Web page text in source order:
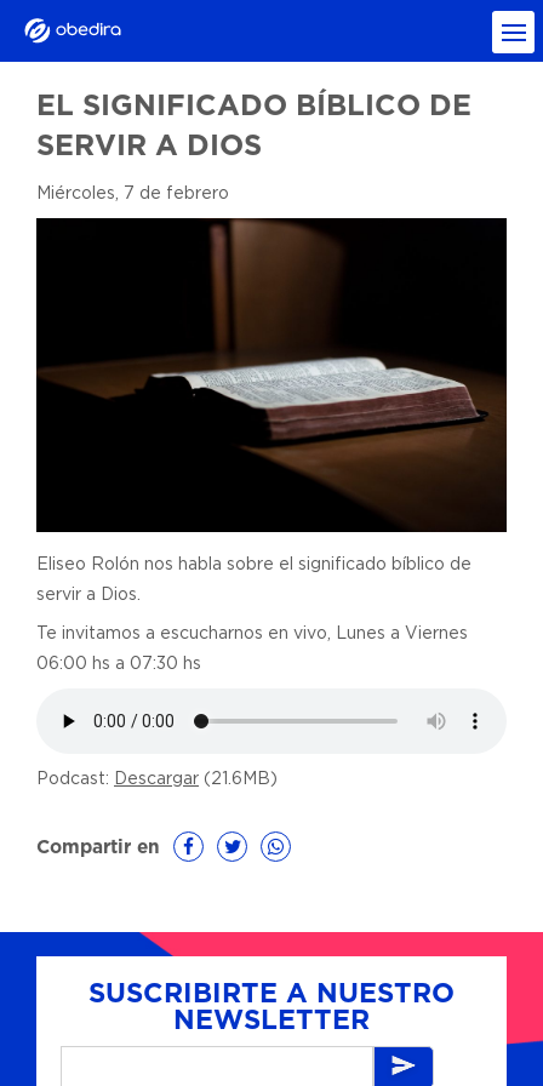
EL SIGNIFICADO BÍBLICO DE
SERVIR A DIOS
Miércoles, 7 de febrero
Eliseo Rolón nos habla sobre el significado bíblico de
servir a Dios.
Te invitamos a escucharnos en vivo, Lunes a Viernes
06:00 hs a 07:30 hs
Podcast: Descargar (21.6MB)
Compartir en
SUSCRIBIRTE A NUESTRO
NEWSLETTER